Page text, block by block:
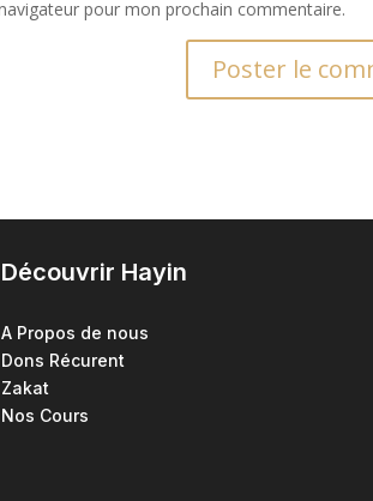
pour mon prochain commentaire.
Découvrir Hayin
A Propos de nous
Dons Récurent
Zakat
Nos Cours